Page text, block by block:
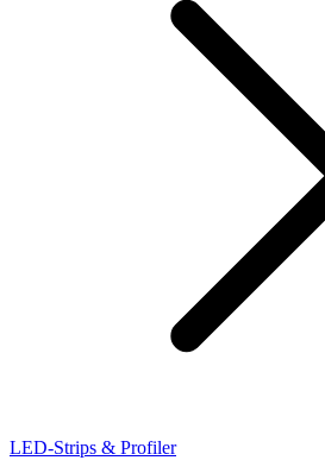
LED-Strips & Profiler